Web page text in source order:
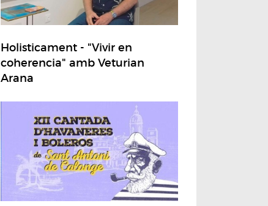
Holisticament - "Vivir en
coherencia" amb Veturian
Arana